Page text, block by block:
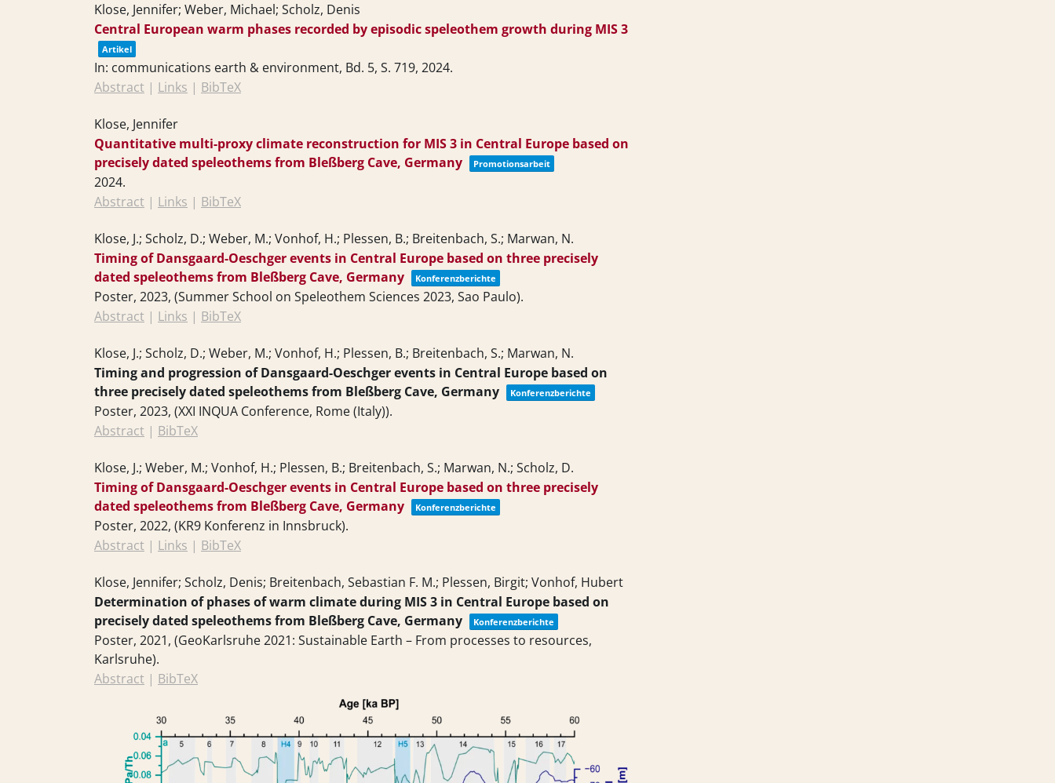
Klose, Jennifer; Weber, Michael; Scholz, Denis
Central European warm phases recorded by episodic speleothem growth during MIS 3
Artikel
In: communications earth & environment, Bd. 5, S. 719, 2024.
Abstract | Links | BibTeX
Klose, Jennifer
Quantitative multi-proxy climate reconstruction for MIS 3 in Central Europe based on
precisely dated speleothems from Bleßberg Cave, Germany
Promotionsarbeit
2024.
Abstract | Links | BibTeX
Klose, J.; Scholz, D.; Weber, M.; Vonhof, H.; Plessen, B.; Breitenbach, S.; Marwan, N.
Timing of Dansgaard-Oeschger events in Central Europe based on three precisely
dated speleothems from Bleßberg Cave, Germany
Konferenzberichte
Poster, 2023, (Summer School on Speleothem Sciences 2023, Sao Paulo).
Abstract | Links | BibTeX
Klose, J.; Scholz, D.; Weber, M.; Vonhof, H.; Plessen, B.; Breitenbach, S.; Marwan, N.
Timing and progression of Dansgaard-Oeschger events in Central Europe based on
three precisely dated speleothems from Bleßberg Cave, Germany
Konferenzberichte
Poster, 2023, (XXI INQUA Conference, Rome (Italy)).
Abstract | BibTeX
Klose, J.; Weber, M.; Vonhof, H.; Plessen, B.; Breitenbach, S.; Marwan, N.; Scholz, D.
Timing of Dansgaard-Oeschger events in Central Europe based on three precisely
dated speleothems from Bleßberg Cave, Germany
Konferenzberichte
Poster, 2022, (KR9 Konferenz in Innsbruck).
Abstract | Links | BibTeX
Klose, Jennifer; Scholz, Denis; Breitenbach, Sebastian F. M.; Plessen, Birgit; Vonhof, Hubert
Determination of phases of warm climate during MIS 3 in Central Europe based on
precisely dated speleothems from Bleßberg Cave, Germany
Konferenzberichte
Poster, 2021, (GeoKarlsruhe 2021: Sustainable Earth – From processes to resources,
Karlsruhe).
Abstract | BibTeX